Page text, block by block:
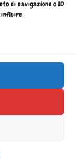
di navigazione o ID
influire